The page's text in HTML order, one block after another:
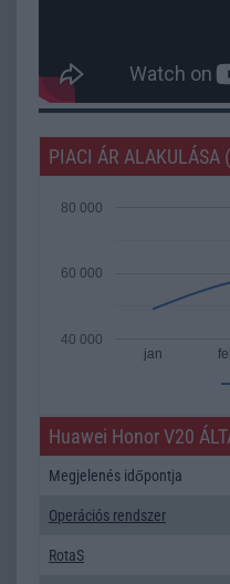
PIACI ÁR ALAKULÁSA
jan
40 000
60 000
80 000
Huawei Honor V20
Megjelenés időpontja
Operációs rendszer
RotaS